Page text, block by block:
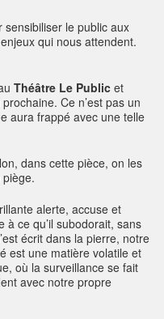
le public aux
qui nous attendent.
Théâtre Le Public et
Ce n’est pas un
aura frappé avec une telle
dans cette pièce, on les
alerte, accuse et
à ce qu’il subodorait, sans
écrit dans la pierre, notre
est une matière volatile et
où la surveillance se fait
avec notre propre